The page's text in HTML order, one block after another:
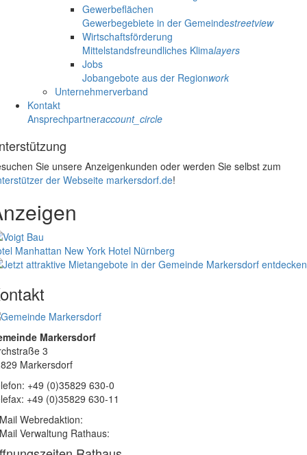
Gewerbeflächen
Gewerbegebiete in der Gemeindestreetview
Wirtschaftsförderung
Mittelstandsfreundliches Klimalayers
Jobs
Jobangebote aus der Regionwork
Unternehmerverband
Kontakt
Ansprechpartneraccount_circle
Sie unsere Anzeigenkunden oder werden Sie selbst zum
der Webseite markersdorf.de!
Manhattan New York Hotel Nürnberg
Markersdorf
3
Markersdorf
+49 (0)35829 630-0
+49 (0)35829 630-11
Webredaktion:
Verwaltung Rathaus: